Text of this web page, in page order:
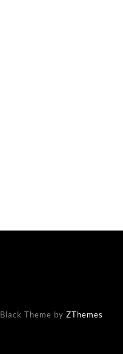
Black Theme by ZThemes